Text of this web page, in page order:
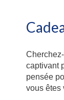
captivant
pensée
vous êtes